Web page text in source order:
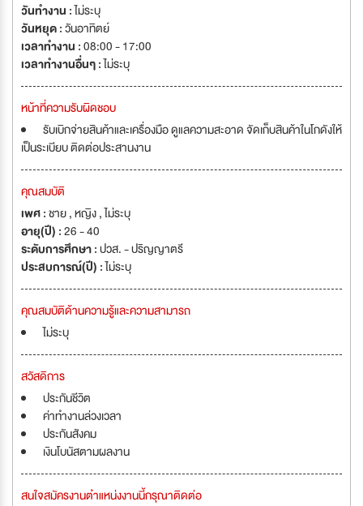
วันทำงาน :ไม่ระบุ
วันหยุด :วันอาทิตย์
เวลาทำงาน :08:00 - 17:00
เวลาทำงานอื่นๆ :ไม่ระบุ
หน้าที่ความรับผิดชอบ
รับเบิกจ่ายสินค้าและเครื่องมือ ดูแลความสะอาด จัดเก็บสินค้าในโกดังให้
เป็นระเบียบ ติดต่อประสานงาน
คุณสมบัติ
เพศ :ชาย , หญิง , ไม่ระบุ
อายุ(ปี) :26 - 40
ระดับการศึกษา :ปวส. - ปริญญาตรี
ประสบการณ์(ปี) :ไม่ระบุ
คุณสมบัติด้านความรู้และความสามารถ
ไม่ระบุ
สวัสดิการ
ประกันชีวิต
ค่าทำงานล่วงเวลา
ประกันสังคม
เงินโบนัสตามผลงาน
สนใจสมัครงานตำแหน่งงานนี้กรุณาติดต่อ